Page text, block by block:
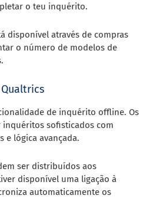
o teu inquérito.
disponível através de compras
o número de modelos de
de inquérito offline. Os
sofisticados com
e lógica avançada.
ser distribuídos aos
disponível uma ligação à
automaticamente os